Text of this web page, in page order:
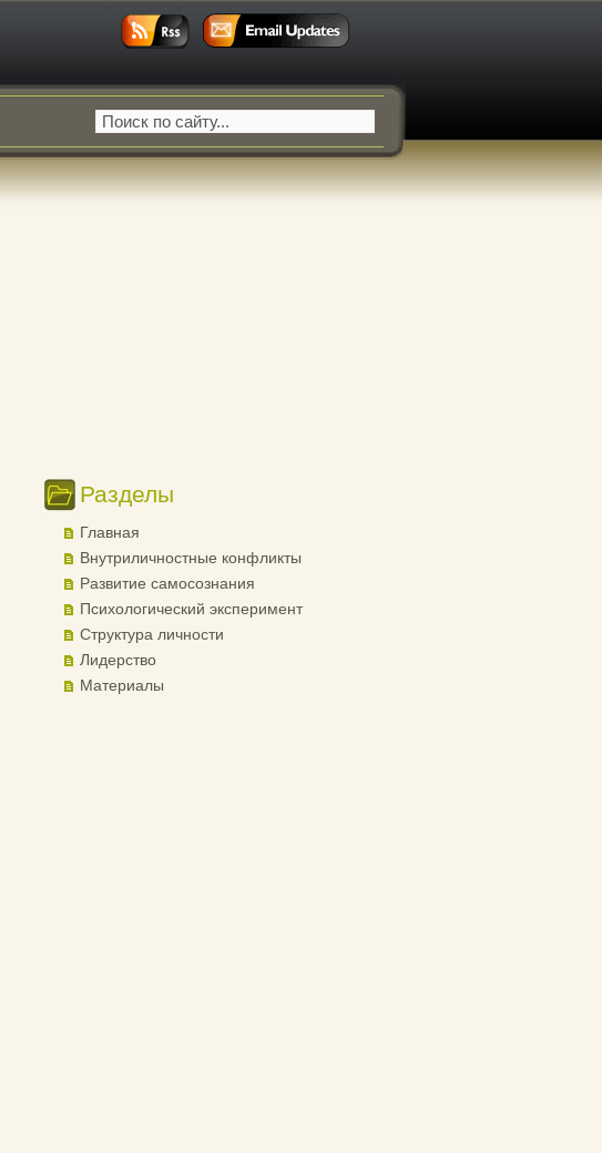
Разделы
Главная
Внутриличностные конфликты
Развитие самосознания
Психологический эксперимент
Структура личности
Лидерство
Материалы